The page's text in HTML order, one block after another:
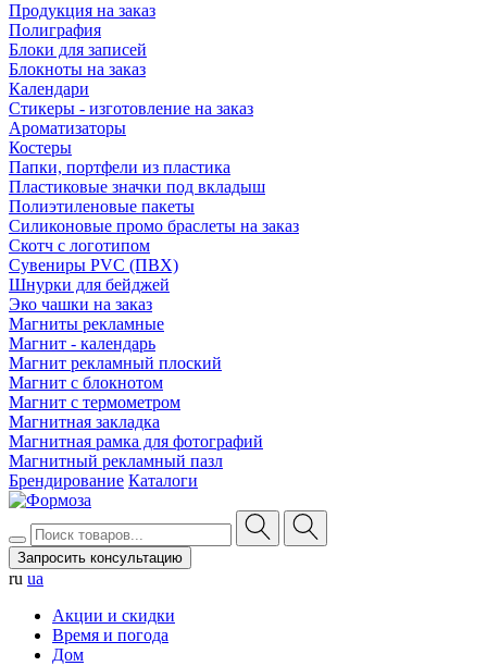
Продукция на заказ
Полиграфия
Блоки для записей
Блокноты на заказ
Календари
Стикеры - изготовление на заказ
Ароматизаторы
Костеры
Папки, портфели из пластика
Пластиковые значки под вкладыш
Полиэтиленовые пакеты
Силиконовые промо браслеты на заказ
Скотч с логотипом
Сувениры PVC (ПВХ)
Шнурки для бейджей
Эко чашки на заказ
Магниты рекламные
Магнит - календарь
Магнит рекламный плоский
Магнит с блокнотом
Магнит с термометром
Магнитная закладка
Магнитная рамка для фотографий
Магнитный рекламный пазл
Брендирование Каталоги
Запросить консультацию
ru ua
Акции и скидки
Время и погода
Дом